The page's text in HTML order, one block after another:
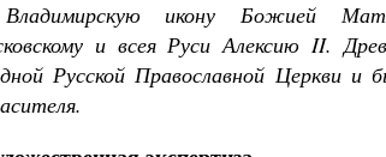
икону Божией
и всея Руси Алексию II.
Русской Православной Церкви и
Научись у